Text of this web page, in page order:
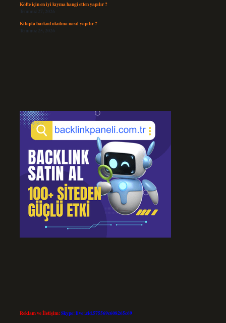
Köfte için en iyi kıyma hangi etten yapılır ?
Temmuz 27, 2026
Kitapta barkod okutma nasıl yapılır ?
Temmuz 25, 2026
Reklam ve İletişim:Skype: live:.cid.575569c608265c69